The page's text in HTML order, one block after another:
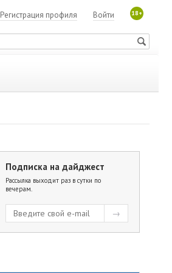
18+
Войти
Регистрация профиля
Подписка на дайджест
Рассылка выходит раз в сутки по
вечерам.